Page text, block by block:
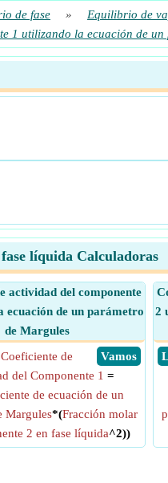
de fase » Equilibrio de
1 utilizando la ecuación de
líquida Calculadoras
actividad del componente
ecuación de un parámetro
de Margules
​ Vamos
Coeficiente de
del Componente 1 =
de ecuación de un
Margules*(Fracción molar
2 en fase líquida^2))
2